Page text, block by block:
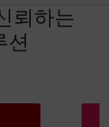
뢰하는
션